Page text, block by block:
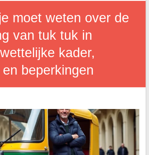
moet weten over de
van tuk tuk in
kader,
beperkingen